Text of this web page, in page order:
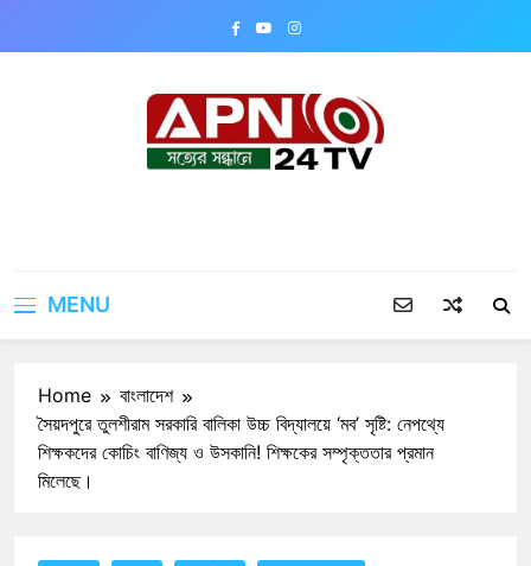
MENU
Home
বাংলাদেশ
সৈয়দপুরে তুলশীরাম সরকারি বালিকা উচ্চ বিদ্যালয়ে ‘মব’ সৃষ্টি: নেপথ্যে
শিক্ষকদের কোচিং বাণিজ্য ও উসকানি! শিক্ষকের সম্পৃক্ততার প্রমান
মিলেছে।